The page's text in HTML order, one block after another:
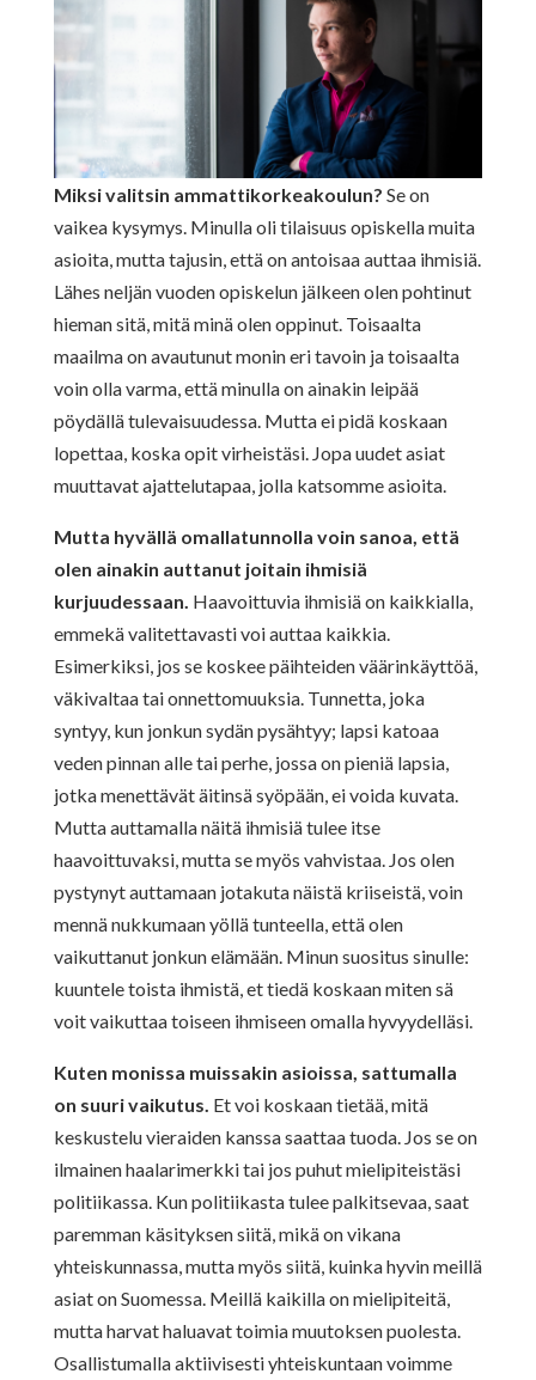
Miksi valitsin ammattikorkeakoulun? Se on
vaikea kysymys. Minulla oli tilaisuus opiskella muita
asioita, mutta tajusin, että on antoisaa auttaa ihmisiä.
Lähes neljän vuoden opiskelun jälkeen olen pohtinut
hieman sitä, mitä minä olen oppinut. Toisaalta
maailma on avautunut monin eri tavoin ja toisaalta
voin olla varma, että minulla on ainakin leipää
pöydällä tulevaisuudessa. Mutta ei pidä koskaan
lopettaa, koska opit virheistäsi. Jopa uudet asiat
muuttavat ajattelutapaa, jolla katsomme asioita.
Mutta hyvällä omallatunnolla voin sanoa, että
olen ainakin auttanut joitain ihmisiä
kurjuudessaan. Haavoittuvia ihmisiä on kaikkialla,
emmekä valitettavasti voi auttaa kaikkia.
Esimerkiksi, jos se koskee päihteiden väärinkäyttöä,
väkivaltaa tai onnettomuuksia. Tunnetta, joka
syntyy, kun jonkun sydän pysähtyy; lapsi katoaa
veden pinnan alle tai perhe, jossa on pieniä lapsia,
jotka menettävät äitinsä syöpään, ei voida kuvata.
Mutta auttamalla näitä ihmisiä tulee itse
haavoittuvaksi, mutta se myös vahvistaa. Jos olen
pystynyt auttamaan jotakuta näistä kriiseistä, voin
mennä nukkumaan yöllä tunteella, että olen
vaikuttanut jonkun elämään. Minun suositus sinulle:
kuuntele toista ihmistä, et tiedä koskaan miten sä
voit vaikuttaa toiseen ihmiseen omalla hyvyydelläsi.
Kuten monissa muissakin asioissa, sattumalla
on suuri vaikutus. Et voi koskaan tietää, mitä
keskustelu vieraiden kanssa saattaa tuoda. Jos se on
ilmainen haalarimerkki tai jos puhut mielipiteistäsi
politiikassa. Kun politiikasta tulee palkitsevaa, saat
paremman käsityksen siitä, mikä on vikana
yhteiskunnassa, mutta myös siitä, kuinka hyvin meillä
asiat on Suomessa. Meillä kaikilla on mielipiteitä,
mutta harvat haluavat toimia muutoksen puolesta.
Osallistumalla aktiivisesti yhteiskuntaan voimme